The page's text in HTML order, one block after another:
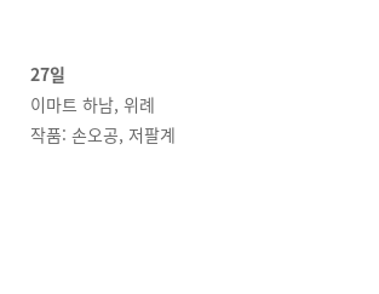
27일
이마트 하남, 위례
작품: 손오공, 저팔계